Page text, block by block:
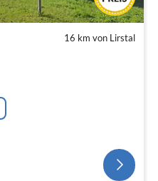
16 km von Lirstal